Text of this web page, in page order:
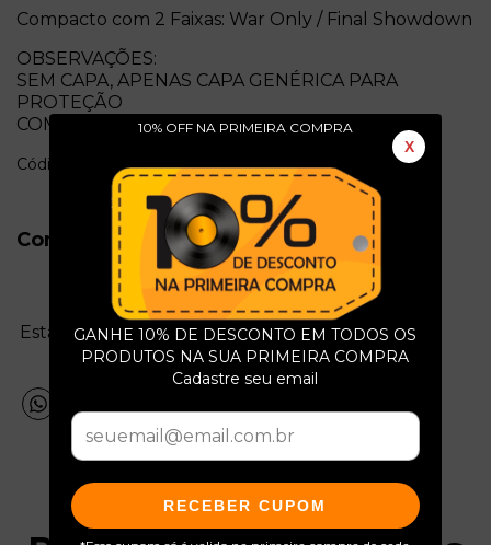
10% OFF NA PRIMEIRA COMPRA
X
GANHE 10% DE DESCONTO EM TODOS OS
PRODUTOS NA SUA PRIMEIRA COMPRA
Cadastre seu email
RECEBER CUPOM
Compacto com 2 Faixas: War Only / Final Showdown
OBSERVAÇÕES:
SEM CAPA, APENAS CAPA GENÉRICA PARA
PROTEÇÃO
COMPACTO COM FURO CENTRAL GRANDE
Código: e802b
Conservação do Produto
Estado da mídia: